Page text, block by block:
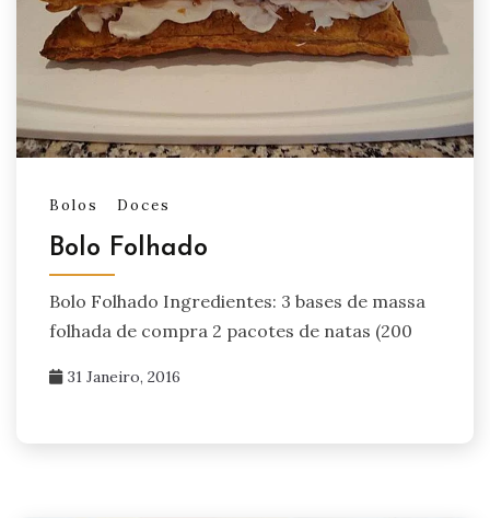
Bolos Doces
Bolo Folhado
Bolo Folhado Ingredientes: 3 bases de massa
folhada de compra 2 pacotes de natas (200
31 Janeiro, 2016